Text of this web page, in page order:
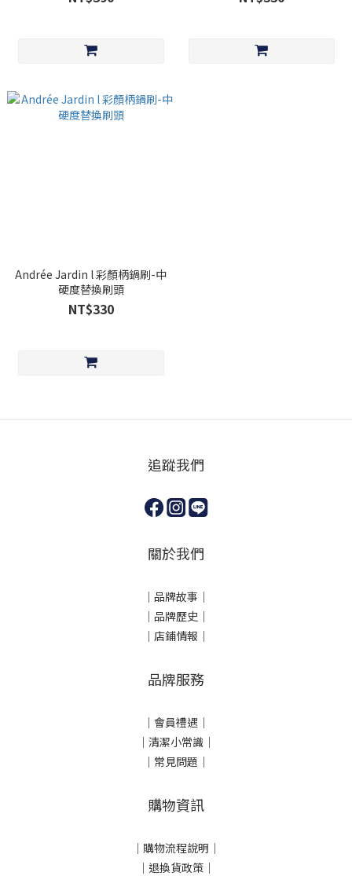
Andrée Jardin l 彩顏柄鍋刷-中
硬度替換刷頭
NT$330
追蹤我們
關於我們
｜ 品牌故事 ｜
｜品牌歷史 ｜
｜店鋪情報｜
品牌服務
｜會員禮遇｜
｜清潔小常識｜
｜常見問題｜
購物資訊
｜ 購物流程說明 ｜
｜ 退換貨政策 ｜